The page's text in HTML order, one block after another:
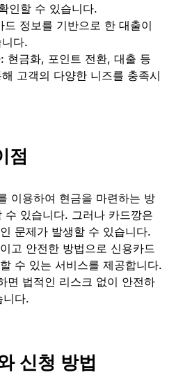
인할 수 있습니다.
드 정보를 기반으로 한 대출이
다.
: 현금화, 포인트 전환, 대출 등
고객의 다양한 니즈를 충족시
점
이용하여 현금을 마련하는 방
수 있습니다. 그러나 카드깡은
문제가 발생할 수 있습니다.
고 안전한 방법으로 신용카드
수 있는 서비스를 제공합니다.
면 법적인 리스크 없이 안전하
니다.
신청 방법